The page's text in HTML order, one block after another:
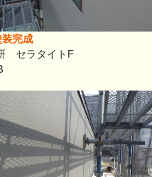
完成
セラタイトF